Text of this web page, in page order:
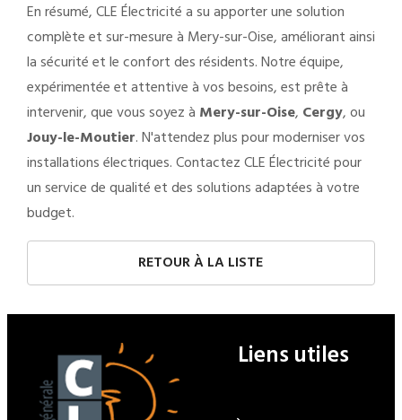
En résumé, CLE Électricité a su apporter une solution
complète et sur-mesure à Mery-sur-Oise, améliorant ainsi
la sécurité et le confort des résidents. Notre équipe,
expérimentée et attentive à vos besoins, est prête à
intervenir, que vous soyez à Mery-sur-Oise, Cergy, ou
Jouy-le-Moutier. N'attendez plus pour moderniser vos
installations électriques. Contactez CLE Électricité pour
un service de qualité et des solutions adaptées à votre
budget.
RETOUR À LA LISTE
Liens utiles